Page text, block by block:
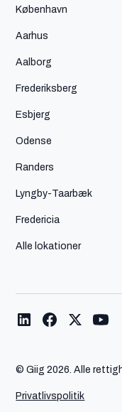
København
Aarhus
Aalborg
Frederiksberg
Esbjerg
Odense
Randers
Lyngby-Taarbæk
Fredericia
Alle lokationer
© Giig2026. Alle
Privatlivspolitik